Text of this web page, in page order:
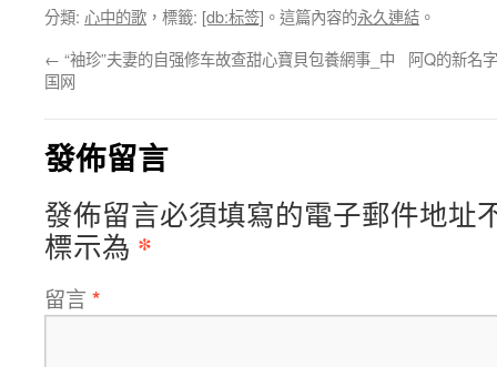
分類: 心中的歌 ，標籤: [db:标签] 。這篇內容的永久連結 。
← “袖珍”夫妻的自强修车故查甜心寶貝包養網事_中
国网
阿Q的新名
發佈留言
發佈留言必須填寫的電子郵件地址
標示為 *
留言 *